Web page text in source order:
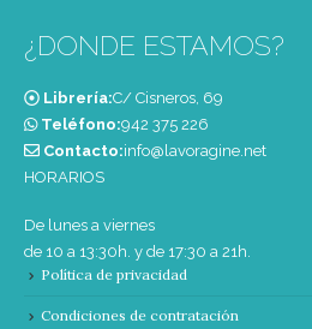
¿DONDE ESTAMOS?
Librería:C/ Cisneros, 69
Teléfono:‭942 375 226‬
Contacto:info@lavoragine.net
HORARIOS
De lunes a viernes
de 10 a 13:30h. y de 17:30 a 21h.
Política de privacidad
Condiciones de contratación